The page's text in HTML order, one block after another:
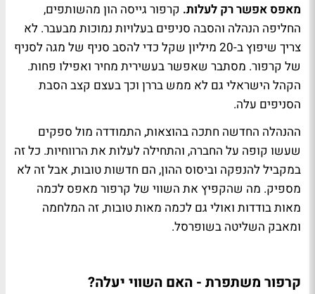
מאפס אפשר רק לעלות. קרפור גייסה הון מהשותפים,
החליפה הנהלה והסבה סניפים בעלויות נמוכות מבעבר. לא
צריך שיפוץ ב-20 מיליון שקל כדי להסב סניף של מגה לסניף
של קרפור. מסתבר שאפשר בעשירית מחיר ואפילו פחות.
הקהל הישראלי גם לא ממש בררן וכך בעצם קצב הסבת
הסניפים עלה.
ההנהלה החדשה חתכה בהוצאות, התמודדה מול ספקים
שעשו קופה על החברה, והתחילה לעלות את הרווחיות. כל זה
במקביל להנפקה וביסוס ההון, הם חדשות טובות, אבל זה לא
מספיק. מה שהקפיץ את השווי של קרפור מאפס לכמה
מאות בודדות ואולי גם לכמה מאות טובות, זה המלחמה
ומאבק השליטה בשופרסל.
קרפור משתפרת - האם השווי יעלה?